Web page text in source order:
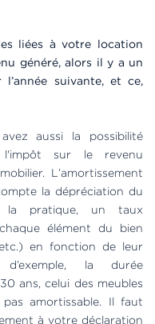
liées à votre location
généré, alors il y a un
suivante, et ce,
aussi la possibilité
sur le revenu
L’amortissement
la dépréciation du
pratique, un taux
élément du bien
en fonction de leur
la durée
ans, celui des meubles
amortissable. Il faut
à votre déclaration